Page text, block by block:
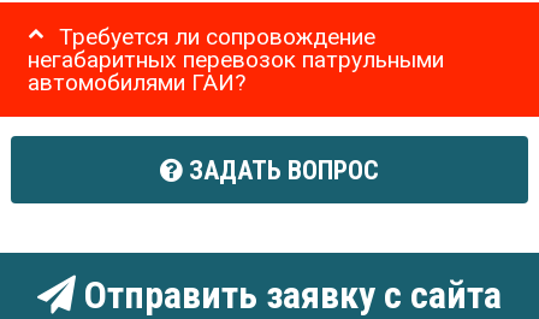
Требуется ли сопровождение
негабаритных перевозок патрульными
автомобилями ГАИ?
ЗАДАТЬ ВОПРОС
Отправить заявку с сайта